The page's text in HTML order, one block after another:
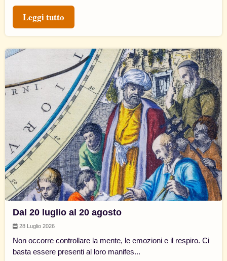
Leggi tutto
Dal 20 luglio al 20 agosto
28 Luglio 2026
Non occorre controllare la mente, le emozioni e il respiro. Ci
basta essere presenti al loro manifes...